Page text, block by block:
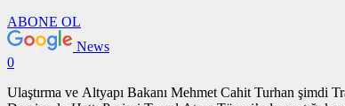
ABONE OL
News
0
Ulaştırma ve Altyapı Bakanı Mehmet Cahit Turhan şimdi